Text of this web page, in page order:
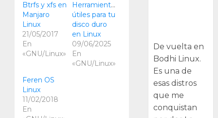
Btrfs y xfs en
Manjaro
Linux
21/05/2017
En
«GNU/Linux»
Herramientas
útiles para tu
disco duro
en Linux
09/06/2025
En
«GNU/Linux»
Feren OS
Linux
11/02/2018
En
De vuelta en
Bodhi Linux.
Es una de
esas distros
que me
conquistan